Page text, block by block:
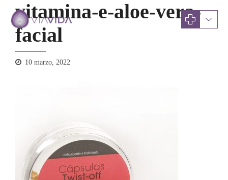
vitamina-e-aloe-vera-
facial
10 marzo, 2022